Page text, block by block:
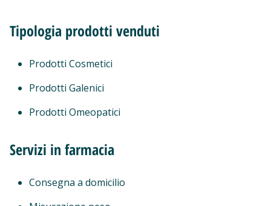
Tipologia prodotti venduti
Prodotti Cosmetici
Prodotti Galenici
Prodotti Omeopatici
Servizi in farmacia
Consegna a domicilio